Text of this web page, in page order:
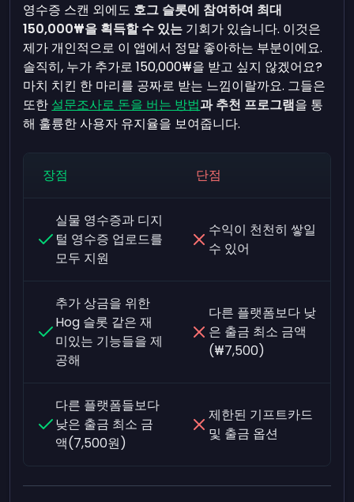
영수증 스캔 외에도 호그 슬롯에 참여하여 최대
150,000₩을 획득할 수 있는 기회가 있습니다. 이것은
제가 개인적으로 이 앱에서 정말 좋아하는 부분이에요.
솔직히, 누가 추가로 150,000₩을 받고 싶지 않겠어요?
마치 치킨 한 마리를 공짜로 받는 느낌이랄까요. 그들은
또한 설문조사로 돈을 버는 방법과 추천 프로그램을 통
해 훌륭한 사용자 유지율을 보여줍니다.
장점 단점
실물 영수증과 디지
털 영수증 업로드를
모두 지원
수익이 천천히 쌓일
수 있어
추가 상금을 위한
Hog 슬롯 같은 재
미있는 기능들을 제
공해
다른 플랫폼보다 낮
은 출금 최소 금액
(₩7,500)
다른 플랫폼들보다
낮은 출금 최소 금
액(7,500원)
제한된 기프트카드
및 출금 옵션